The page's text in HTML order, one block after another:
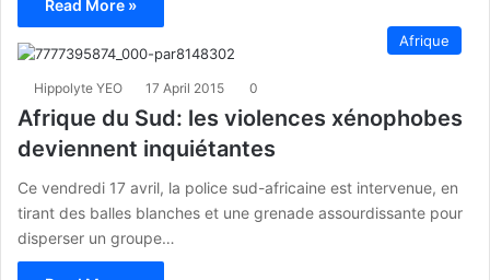
Read More »
Afrique
Hippolyte YEO 17 April 2015 0
Afrique du Sud: les violences xénophobes
deviennent inquiétantes
Ce vendredi 17 avril, la police sud-africaine est intervenue, en
tirant des balles blanches et une grenade assourdissante pour
disperser un groupe…